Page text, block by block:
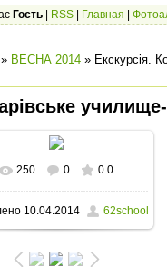
Гость RSS Главная
» ВЕСНА 2014 » Екскурсія.
В реальном размере
1600x1200/ 155.1Kb
250 0 0.0
10.04.2014 62school